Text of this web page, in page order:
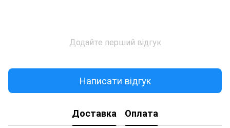
Додайте перший відгук
Написати відгук
Доставка Оплата